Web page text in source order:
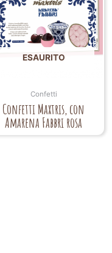
ESAURITO
Confetti
Confetti Maxtris, con
Amarena Fabbri rosa